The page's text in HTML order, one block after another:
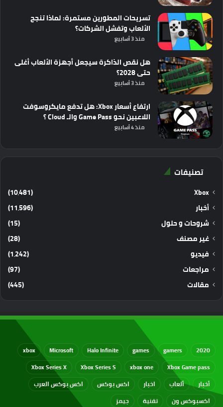
تسريحات المطورين مستمرة: لماذا تنجح
الألعاب وتفشل الشركات؟
منذ 3 أسابيع
هل نقص الذاكرة سيجعل أجهزة الألعاب أغلى
حتى 2028؟
منذ 3 أسابيع
ارتفاع أسعار Xbox: هل تدفع مايكروسوفت
اللاعبين نحو Game Pass والـ Cloud ؟
منذ 4 أسابيع
تصنيفات
Xbox
(10٬481)
أخبار
(11٬596)
شروحات و حلول
(15)
غير مصنف
(28)
فيديو
(1٬242)
مراجعات
(97)
مقالات
(445)
2020
gamers
games
Halo Infinite
Microsoft
xbox
Xbox Game pass
xbox one
Xbox Series S
Xbox Series X
أخبار
ألعاب اخبار اكس بوكس
اكس بوكس العرب
اكسبوكس ون
تقنية جيمز